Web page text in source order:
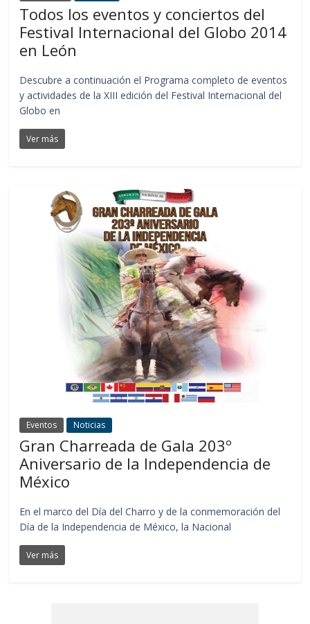
Todos los eventos y conciertos del
Festival Internacional del Globo 2014
en León
Descubre a continuación el Programa completo de eventos
y actividades de la XIII edición del Festival Internacional del
Globo en
Ver más
Eventos Noticias
Gran Charreada de Gala 203º
Aniversario de la Independencia de
México
En el marco del Día del Charro y de la conmemoración del
Día de la Independencia de México, la Nacional
Ver más